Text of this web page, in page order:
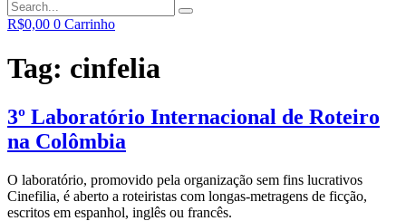
R$0,00 0 Carrinho
Tag: cinfelia
3º Laboratório Internacional de Roteiro
na Colômbia
O laboratório, promovido pela organização sem fins lucrativos
Cinefilia, é aberto a roteiristas com longas-metragens de ficção,
escritos em espanhol, inglês ou francês.